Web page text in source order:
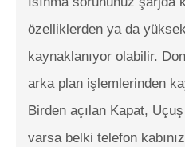
özelliklerden ya da
kaynaklanıyor olabilir.
arka plan işlemlerinden
Birden açılan Kapat,
varsa belki telefon